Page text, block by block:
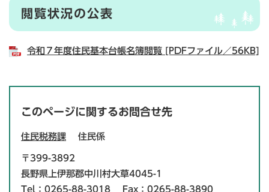
閲覧状況の公表
令和７年度住民基本台帳名簿閲覧 [PDFファイル／56KB]
このページに関するお問合せ先
住民税務課 住民係
〒399-3892
長野県上伊那郡中川村大草4045-1
Tel：0265-88-3018
Fax：0265-88-3890